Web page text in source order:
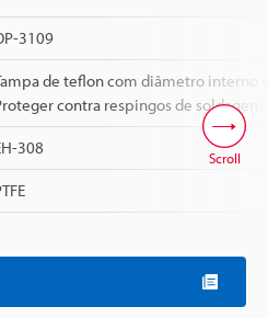
3109
de teflon com diâmetro interno
contra respingos de soldagem.
308 Scroll